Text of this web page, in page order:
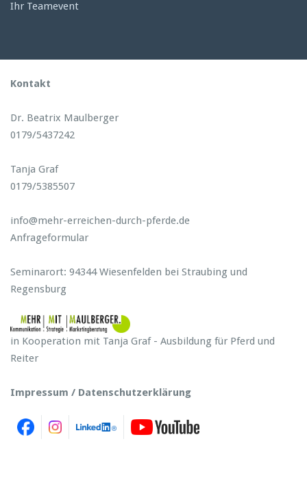
Ihr Teamevent
Kontakt
Dr. Beatrix Maulberger
0179/5437242
Tanja Graf
0179/5385507
info@mehr-erreichen-durch-pferde.de
Anfrageformular
Seminarort: 94344 Wiesenfelden bei Straubing und
Regensburg
in Kooperation mit Tanja Graf - Ausbildung für Pferd und
Reiter
Impressum / Datenschutzerklärung